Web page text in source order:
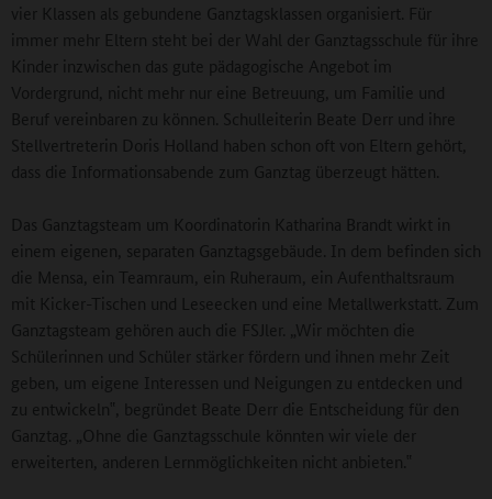
vier Klassen als gebundene Ganztagsklassen organisiert. Für
immer mehr Eltern steht bei der Wahl der Ganztagsschule für ihre
Kinder inzwischen das gute pädagogische Angebot im
Vordergrund, nicht mehr nur eine Betreuung, um Familie und
Beruf vereinbaren zu können. Schulleiterin Beate Derr und ihre
Stellvertreterin Doris Holland haben schon oft von Eltern gehört,
dass die Informationsabende zum Ganztag überzeugt hätten.
Das Ganztagsteam um Koordinatorin Katharina Brandt wirkt in
einem eigenen, separaten Ganztagsgebäude. In dem befinden sich
die Mensa, ein Teamraum, ein Ruheraum, ein Aufenthaltsraum
mit Kicker-Tischen und Leseecken und eine Metallwerkstatt. Zum
Ganztagsteam gehören auch die FSJler. „Wir möchten die
Schülerinnen und Schüler stärker fördern und ihnen mehr Zeit
geben, um eigene Interessen und Neigungen zu entdecken und
zu entwickeln‟, begründet Beate Derr die Entscheidung für den
Ganztag. „Ohne die Ganztagsschule könnten wir viele der
erweiterten, anderen Lernmöglichkeiten nicht anbieten.‟